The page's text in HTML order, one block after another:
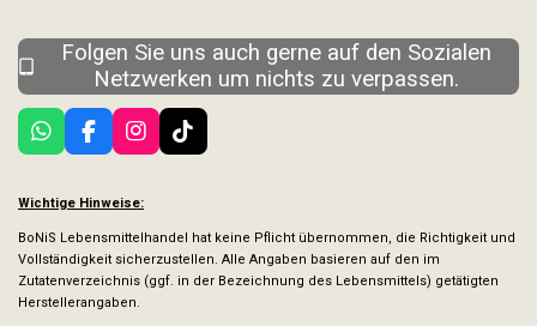
Folgen Sie uns auch gerne auf den Sozialen
Netzwerken um nichts zu verpassen.
W
h
t
A
p
p
F
a
e
o
o
k
I
n
t
g
r
a
m
T
i
k
Wichtige Hinweise:
BoNiS Lebensmittelhandel hat keine Pflicht übernommen, die Richtigkeit und
Vollständigkeit sicherzustellen. Alle Angaben basieren auf den im
Zutatenverzeichnis (ggf. in der Bezeichnung des Lebensmittels) getätigten
Herstellerangaben.